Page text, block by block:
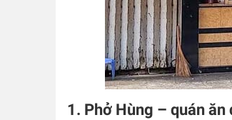
1. Phở Hùng – quán